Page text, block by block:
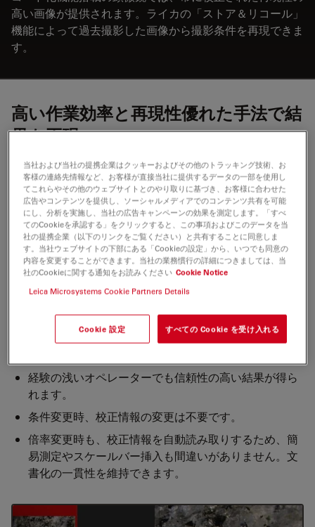
高い画像が提供されます。ライカの「ストア＆リコール」
機能によって過去撮影した画像から撮影条件を再現できま
す。
高い作業効率と再現性優れた手法で結
果を再現
ズーム情報の読み取り機能は設定を再現する優れた手法
で、文書化を行いやすくし、レポート作成の一貫性を保つ
のに役立ちます。顕微鏡のコード化機能では、倍率とアイ
リス絞りの位置の両方をリアルタイムでソフトウェアに送
信します。
スケールバーが倍率に連動して、画像上にリアルタイムで
表示されます。画像を保存したとき、顕微鏡の各設定条件
も一緒に保存されます。
いつでも簡単に呼び出し可能
経験の浅いオペレーターでも信頼性の高い結果が得ら
れます。
条件変更時、校正情報の変更は不要です。
倍率変更時も、校正情報を自動読み取りするため、簡
易測定やスケールバー挿入も間違いがありません。文
書化の一貫性を維持できます。
当社および当社の提携企業はクッキーおよびその他のトラッキング技術、お
客様の連絡先情報など、お客様が直接当社に提供するデータの一部を使用し
てこれらやその他のウェブサイトとのやり取りに基づき、お客様に合わせた
広告やコンテンツを提供し、ソーシャルメディアでのコンテンツ共有を可能
にし、分析を実施し、当社の広告キャンペーンの効果を測定します。「すべ
てのCookieを承認する」をクリックすると、この事項およびこのデータを当
社の提携企業（以下のリンクをご覧ください）と共有することに同意しま
す。当社ウェブサイトの下部にある「Cookieの設定」から、いつでも同意の
内容を変更することができます。当社の業務慣行の詳細につきましては、当
社のCookieに関する通知をお読みください Cookie Notice
Leica Microsystems Cookie Partners Details
Cookie 設定 すべての Cookie を受け入れる